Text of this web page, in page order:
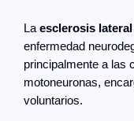
Laesclerosis
enfermedad
principalmente a las
motoneuronas,
voluntarios.